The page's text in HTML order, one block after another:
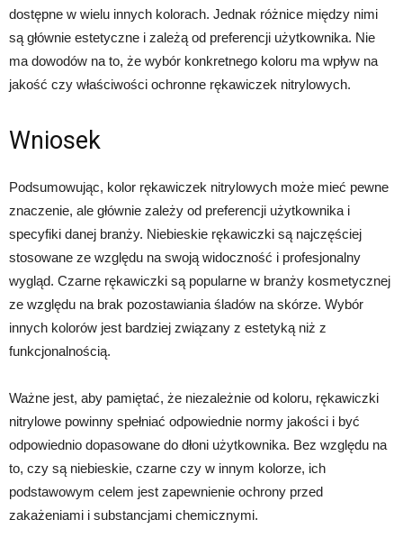
dostępne w wielu innych kolorach. Jednak różnice między nimi
są głównie estetyczne i zależą od preferencji użytkownika. Nie
ma dowodów na to, że wybór konkretnego koloru ma wpływ na
jakość czy właściwości ochronne rękawiczek nitrylowych.
Wniosek
Podsumowując, kolor rękawiczek nitrylowych może mieć pewne
znaczenie, ale głównie zależy od preferencji użytkownika i
specyfiki danej branży. Niebieskie rękawiczki są najczęściej
stosowane ze względu na swoją widoczność i profesjonalny
wygląd. Czarne rękawiczki są popularne w branży kosmetycznej
ze względu na brak pozostawiania śladów na skórze. Wybór
innych kolorów jest bardziej związany z estetyką niż z
funkcjonalnością.
Ważne jest, aby pamiętać, że niezależnie od koloru, rękawiczki
nitrylowe powinny spełniać odpowiednie normy jakości i być
odpowiednio dopasowane do dłoni użytkownika. Bez względu na
to, czy są niebieskie, czarne czy w innym kolorze, ich
podstawowym celem jest zapewnienie ochrony przed
zakażeniami i substancjami chemicznymi.